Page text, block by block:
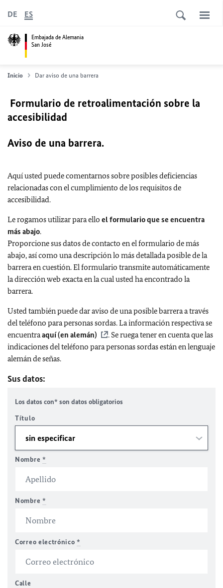
Embajada de Alemania
San José
DE ES
Inicio Dar aviso de una barrera
Formulario de retroalimentación sobre la
accesibilidad
Aviso de una barrera.
Aquí usted puede comentarnos sobre posibles deficiencias
relacionadas con el cumplimiento de los requisitos de
accesibilidad.
Le rogamos utilizar para ello el formulario que se encuentra
más abajo.
Proporcione sus datos de contacto en el formulario de más
abajo, así como una descripción lo más detallada posible de la
barrera en cuestión. El formulario transmite automáticamente
la dirección web exacta en la cual usted ha encontrado la
barrera.
Usted también puede dar aviso de una posible barrera a través
del teléfono para personas sordas. La información respectiva se
encuentraaquí (en alemán)
. Se ruega tener en cuenta que las
indicaciones del teléfono para personas sordas están en lenguaje
alemán de señas.
Sus datos:
Los datos con* son datos obligatorios
Título
Nombre *
Nombre *
Correo electrónico*
Calle